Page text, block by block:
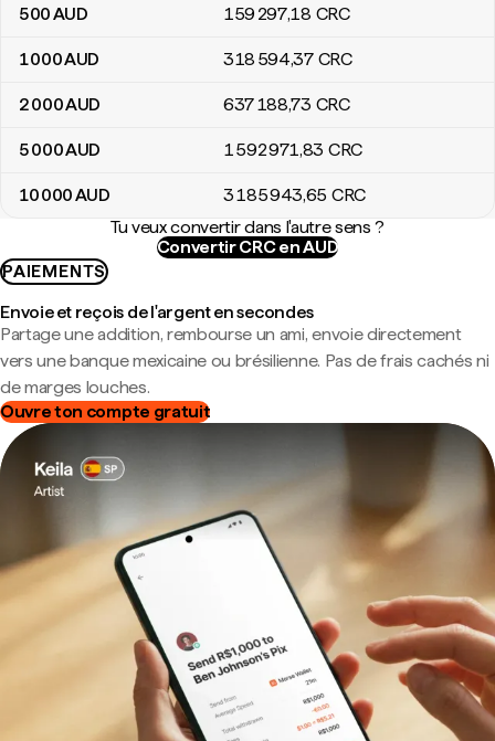
500AUD 159 297,18 CRC
1 000AUD 318 594,37 CRC
2 000AUD 637 188,73 CRC
5 000AUD 1 592 971,83 CRC
10 000AUD 3 185 943,65 CRC
Tu veux convertir dans l'autre sens ?
Convertir CRC en AUD
PAIEMENTS
Envoie et reçois de l'argent en secondes
Partage une addition, rembourse un ami, envoie directement
vers une banque mexicaine ou brésilienne. Pas de frais cachés ni
de marges louches.
Ouvre ton compte gratuit